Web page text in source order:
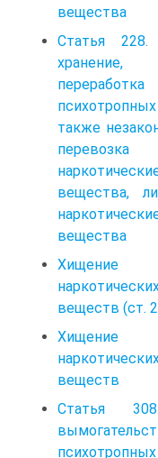
вещества
Статья 228.
хранение,
также
вещества,
вещества
Хищение
веществ (ст.
Хищение
веществ
Статья